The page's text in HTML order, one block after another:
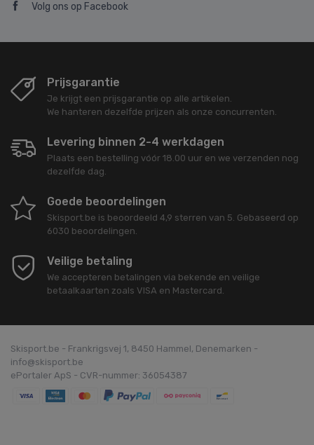
Volg ons op Facebook
Prijsgarantie
Je krijgt een prijsgarantie op alle artikelen.
We hanteren dezelfde prijzen als onze concurrenten.
Levering binnen 2-4 werkdagen
Plaats een bestelling vóór 18.00 uur en we verzenden nog
dezelfde dag.
Goede beoordelingen
Skisport.be is beoordeeld 4,9 sterren van 5. Gebaseerd op
6030 beoordelingen.
Veilige betaling
We accepteren betalingen via bekende en veilige
betaalkaarten zoals VISA en Mastercard.
Skisport.be - Frankrigsvej 1, 8450 Hammel, Denemarken -
info@skisport.be
ePortaler ApS - CVR-nummer: 36054387